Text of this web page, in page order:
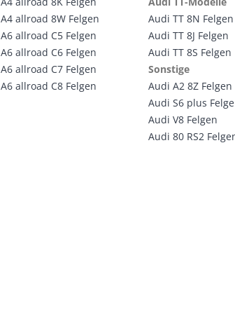
A4 allroad 8W Felgen
A6 allroad C5 Felgen
A6 allroad C6 Felgen
A6 allroad C7 Felgen
A6 allroad C8 Felgen
Audi TT 8N Felgen
Audi TT 8J Felgen
Audi TT 8S Felgen
Sonstige
Audi A2 8Z Felgen
Audi S6 plus
Audi V8 Felgen
Audi 80 RS2